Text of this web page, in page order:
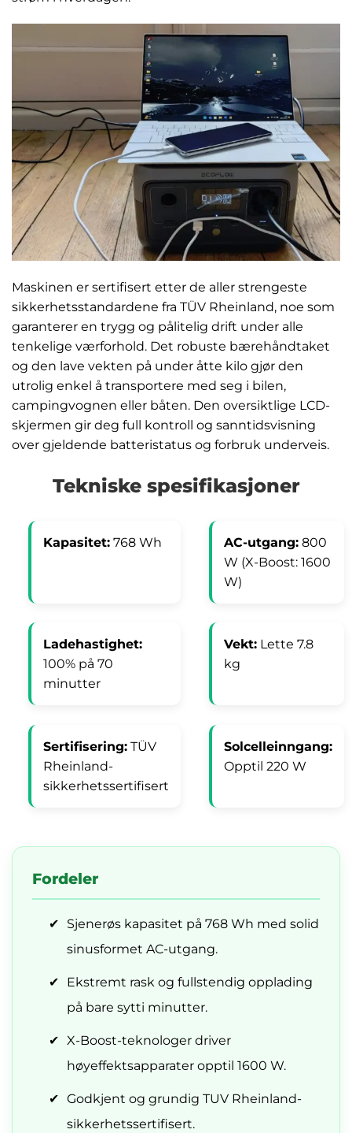
Maskinen er sertifisert etter de aller strengeste
sikkerhetsstandardene fra TÜV Rheinland, noe som
garanterer en trygg og pålitelig drift under alle
tenkelige værforhold. Det robuste bærehåndtaket
og den lave vekten på under åtte kilo gjør den
utrolig enkel å transportere med seg i bilen,
campingvognen eller båten. Den oversiktlige LCD-
skjermen gir deg full kontroll og sanntidsvisning
over gjeldende batteristatus og forbruk underveis.
Tekniske spesifikasjoner
Kapasitet:768 Wh AC-utgang:800
W (X-Boost: 1600
W)
Ladehastighet:
100% på 70
minutter
Vekt:Lette 7.8
kg
Sertifisering:TÜV
Rheinland-
sikkerhetssertifisert
Solcelleinngang:
Opptil 220 W
Fordeler
✔
Sjenerøs kapasitet på 768 Wh med solid
sinusformet AC-utgang.
✔
Ekstremt rask og fullstendig opplading
på bare sytti minutter.
✔ X-Boost-teknologer driver
høyeffektsapparater opptil 1600 W.
✔ Godkjent og grundig TUV Rheinland-
sikkerhetssertifisert.